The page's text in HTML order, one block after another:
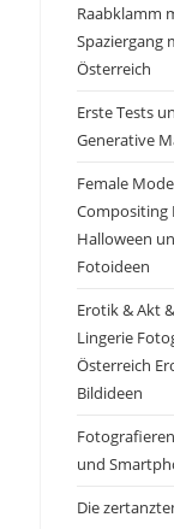
Raabklamm
Spaziergang
Österreich
Erste Tests
Generative
Female
Compositing
Halloween
Fotoideen
Erotik & Akt
Lingerie
Österreich
Bildideen
und
Die